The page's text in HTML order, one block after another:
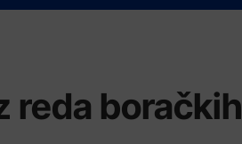
reda boračkih